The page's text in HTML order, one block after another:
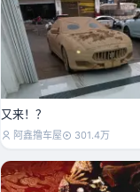
又来！？
阿鑫撸车屋 301.4万